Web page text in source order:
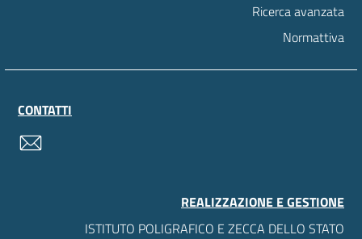
Ricerca avanzata
Normattiva
CONTATTI
REALIZZAZIONE E GESTIONE
ISTITUTO POLIGRAFICO E ZECCA DELLO STATO